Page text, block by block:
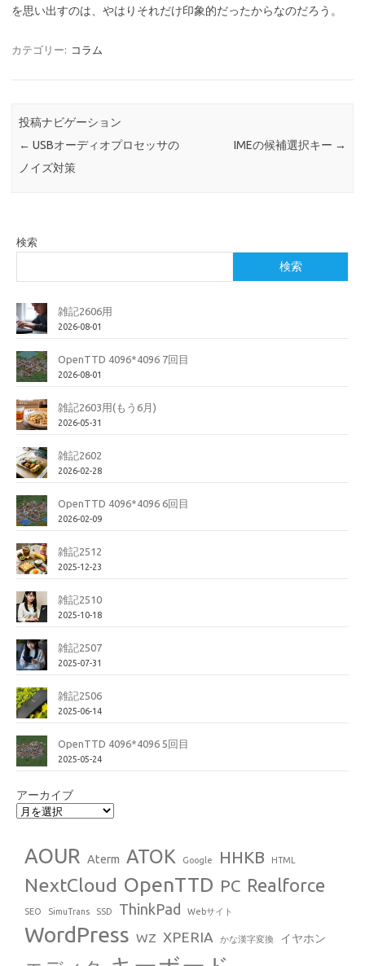
を思い出すのは、やはりそれだけ印象的だったからなのだろう。
カテゴリー: コラム
投稿ナビゲーション
← USBオーディオプロセッサの
ノイズ対策
IMEの候補選択キー →
検索
検索
雑記2606用
2026-08-01
OpenTTD 4096*4096 7回目
2026-08-01
雑記2603用(もう6月)
2026-05-31
雑記2602
2026-02-28
OpenTTD 4096*4096 6回目
2026-02-09
雑記2512
2025-12-23
雑記2510
2025-10-18
雑記2507
2025-07-31
雑記2506
2025-06-14
OpenTTD 4096*4096 5回目
2025-05-24
アーカイブ
AOUR Aterm ATOK Google HHKB HTML
NextCloud OpenTTD PC Realforce
SEO SimuTrans SSD ThinkPad Webサイト
WordPress WZ XPERIA かな漢字変換 イヤホン